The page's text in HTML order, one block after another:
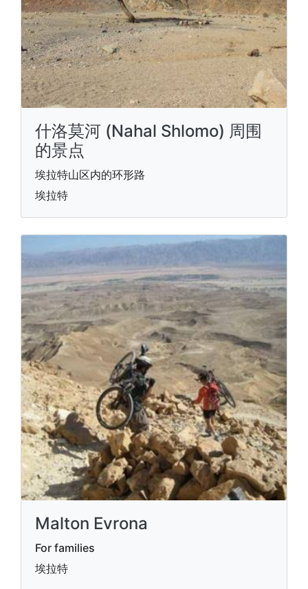
什洛莫河 (Nahal Shlomo) 周围
的景点
埃拉特山区内的环形路
埃拉特
Malton Evrona
For families
埃拉特